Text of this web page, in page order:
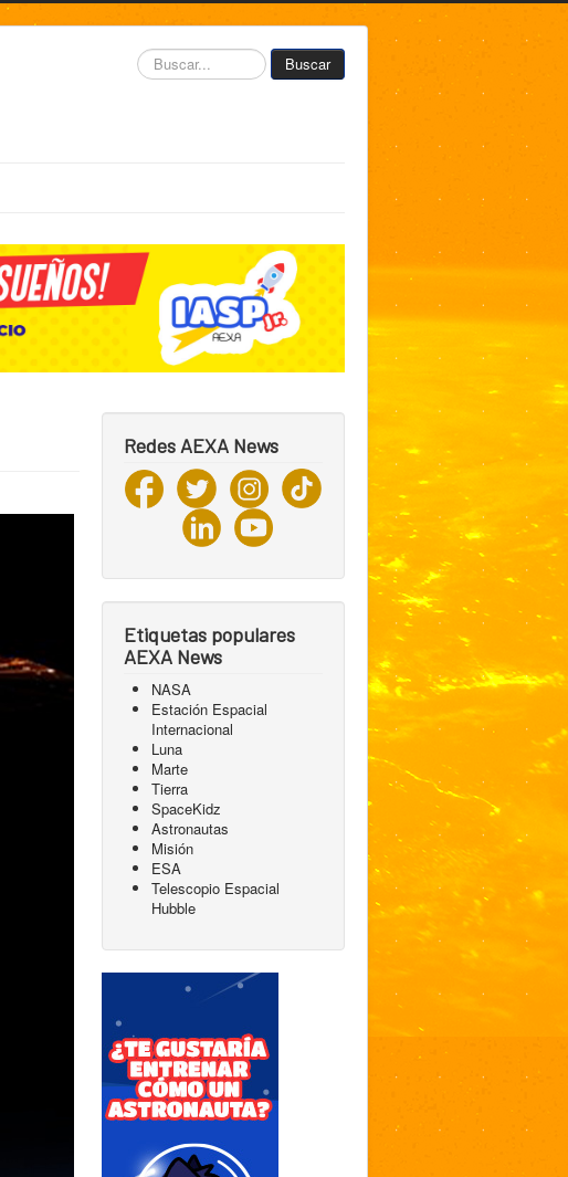
Buscar... Buscar
Redes AEXA News
Etiquetas populares
AEXA News
NASA
Estación Espacial
Internacional
Luna
Marte
Tierra
SpaceKidz
Astronautas
Misión
ESA
Telescopio Espacial
Hubble